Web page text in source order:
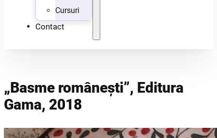
Cursuri
Contact
„Basme românești”, Editura
Gama, 2018